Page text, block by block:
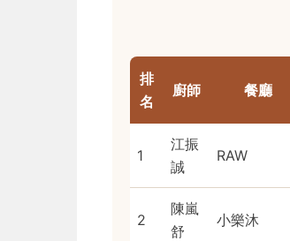
排
名
廚師 餐廳
1
江振
誠
RAW
2
陳嵐
舒
小樂沐